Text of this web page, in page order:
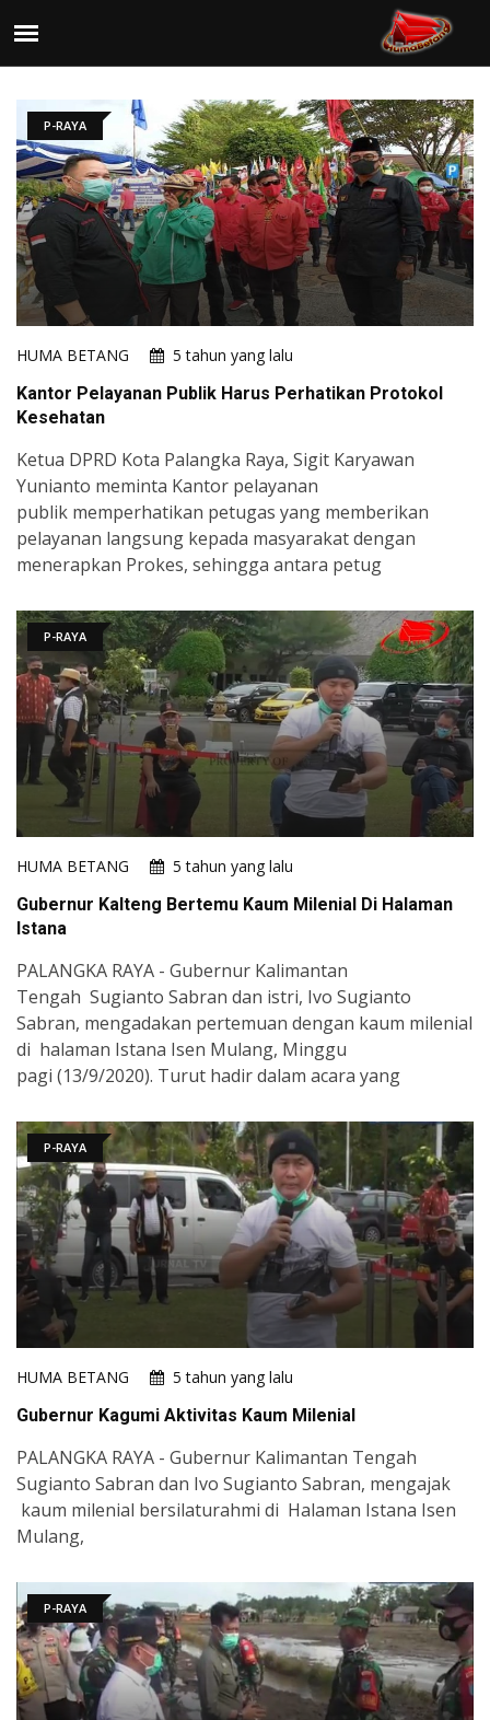
P-RAYA
HUMA BETANG
5 tahun yang lalu
Kantor Pelayanan Publik Harus Perhatikan Protokol
Kesehatan
Ketua DPRD Kota Palangka Raya, Sigit Karyawan
Yunianto meminta Kantor pelayanan
publik memperhatikan petugas yang memberikan
pelayanan langsung kepada masyarakat dengan
menerapkan Prokes, sehingga antara petug
P-RAYA
HUMA BETANG
5 tahun yang lalu
Gubernur Kalteng Bertemu Kaum Milenial Di Halaman
Istana
PALANGKA RAYA - Gubernur Kalimantan
Tengah Sugianto Sabran dan istri, Ivo Sugianto
Sabran, mengadakan pertemuan dengan kaum milenial
di halaman Istana Isen Mulang, Minggu
pagi (13/9/2020). Turut hadir dalam acara yang
P-RAYA
HUMA BETANG
5 tahun yang lalu
Gubernur Kagumi Aktivitas Kaum Milenial
PALANGKA RAYA - Gubernur Kalimantan Tengah
Sugianto Sabran dan Ivo Sugianto Sabran, mengajak
kaum milenial bersilaturahmi di Halaman Istana Isen
Mulang,
P-RAYA